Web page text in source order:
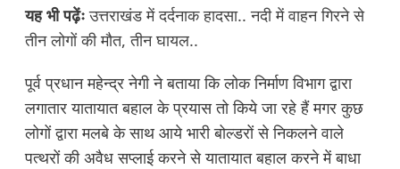
यह भी पढ़ेंः उत्तराखंड में दर्दनाक हादसा.. नदी में वाहन गिरने से
तीन लोगों की मौत, तीन घायल..
पूर्व प्रधान महेन्द्र नेगी ने बताया कि लोक निर्माण विभाग द्वारा
लगातार यातायात बहाल के प्रयास तो किये जा रहे हैं मगर कुछ
लोगों द्वारा मलबे के साथ आये भारी बोल्डरों से निकलने वाले
पत्थरों की अवैध सप्लाई करने से यातायात बहाल करने में बाधा